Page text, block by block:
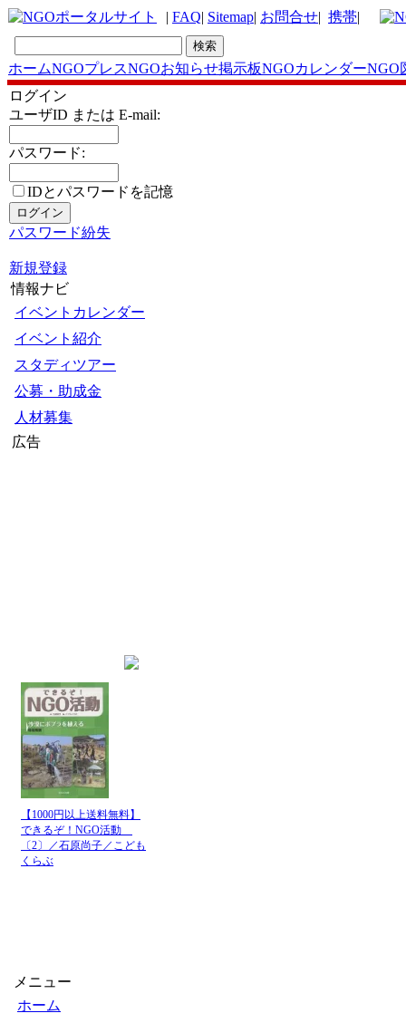
| FAQ| Sitemap| お問合せ| 携帯|
ホームNGOプレスNGOお知らせ掲示板NGOカレンダーNGO
ログイン
ユーザID または E-mail:
パスワード:
IDとパスワードを記憶
パスワード紛失
新規登録
情報ナビ
イベントカレンダー
イベント紹介
スタディツアー
公募・助成金
人材募集
広告
【1000円以上送料無料】
できるぞ！NGO活動
〔2〕／石原尚子／こども
くらぶ
メニュー
ホーム